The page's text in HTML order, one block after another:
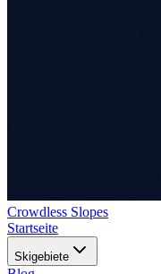
Crowdless Slopes
Startseite
Skigebiete